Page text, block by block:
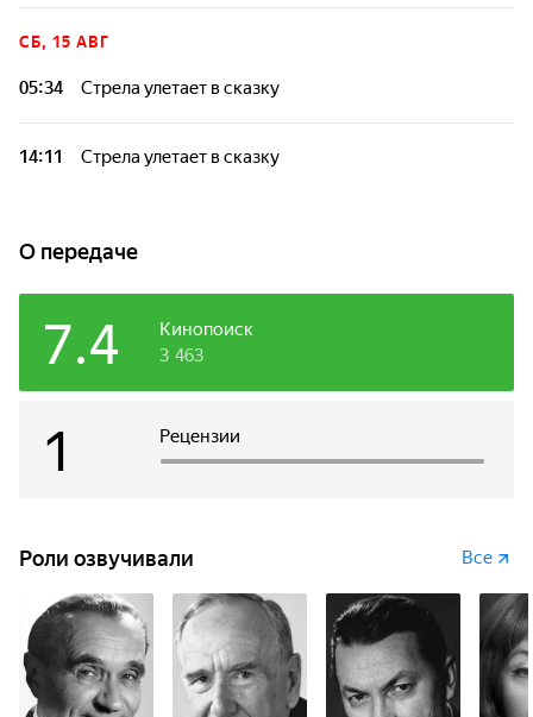
СБ, 15 АВГ
05:34 Стрела улетает в сказку
14:11 Стрела улетает в сказку
О передаче
Кинопоиск
7.4 3 463
Рецензии
1
Роли озвучивали Все